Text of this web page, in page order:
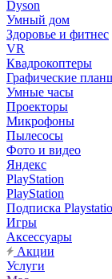
Dyson
Умный дом
Здоровье и фитнес
VR
Квадрокоптеры
Графические
Умные часы
Проекторы
Микрофоны
Пылесосы
Фото и видео
Яндекс
PlayStation
PlayStation
Подписка
Игры
Аксессуары
Акции
Услуги